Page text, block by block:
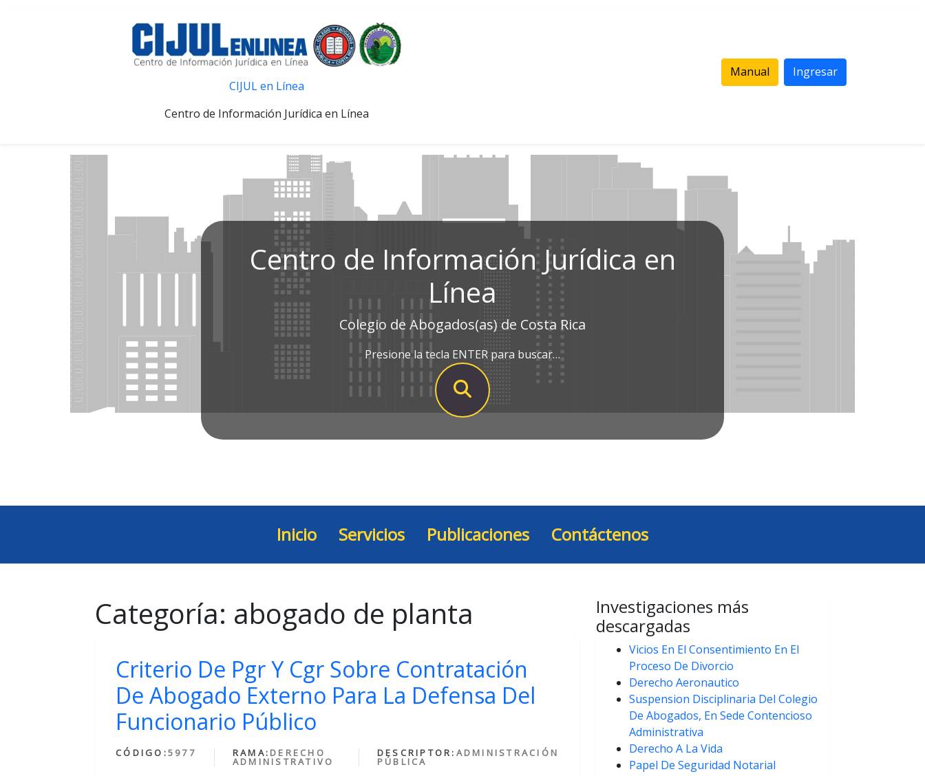
CIJUL en Línea
Centro de Información Jurídica en Línea
Manual Ingresar
Centro de Información Jurídica en
Línea
Colegio de Abogados(as) de Costa Rica
Presione la tecla ENTER para buscar…
Inicio Servicios Publicaciones Contáctenos
Categoría: abogado de planta
Criterio De Pgr Y Cgr Sobre Contratación
De Abogado Externo Para La Defensa Del
Funcionario Público
CÓDIGO:5977 RAMA: DERECHO
ADMINISTRATIVO
DESCRIPTOR: ADMINISTRACIÓN
PÚBLICA
Investigaciones más
descargadas
Vicios En El Consentimiento En El
Proceso De Divorcio
Derecho Aeronautico
Suspension Disciplinaria Del Colegio
De Abogados, En Sede Contencioso
Administrativa
Derecho A La Vida
Papel De Seguridad Notarial